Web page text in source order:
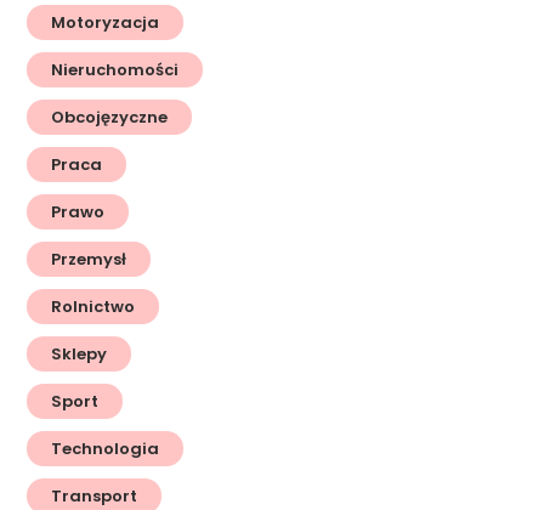
Motoryzacja
Nieruchomości
Obcojęzyczne
Praca
Prawo
Przemysł
Rolnictwo
Sklepy
Sport
Technologia
Transport